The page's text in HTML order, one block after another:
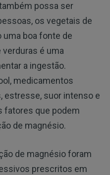
possa ser
os vegetais de
boa fonte de
é uma
a ingestão.
medicamentos
estresse, suor intenso e
fatores que podem
de magnésio.
de magnésio foram
prescritos em